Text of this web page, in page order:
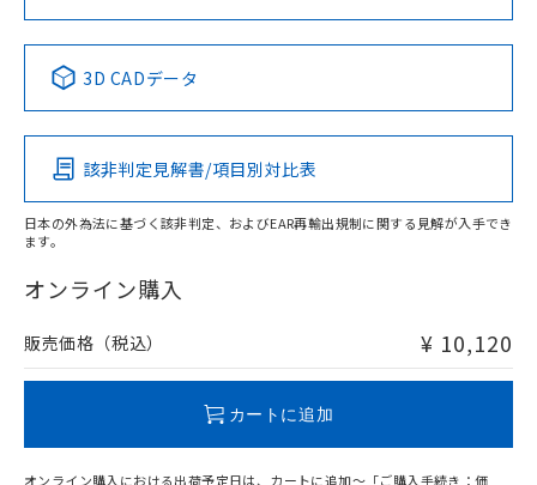
上、n: 27mm以上
検出領域
Pb Hg Cd Cr(VI)
O
在庫等で未対応品が混在する可能性があります。
問い合わせください。
No No No No
この製品の規格認証/適合状況ページへ
その他の認証はこちらのページからご検索ください
3D CADデータ
該非判定見解書/項目別対比表
日本の外為法に基づく該非判定、およびEAR再輸出規制に関する見解が入手でき
ます。
オンライン購入
販売価格（税込） ¥ 10,120
カートに追加
オンライン購入における出荷予定日は、カートに追加～「ご購入手続き：価